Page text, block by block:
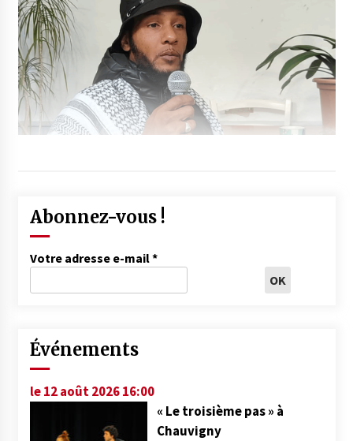
Abonnez-vous !
Votre adresse e-mail*
Événements
le 12 août 2026 16:00
« Le troisième pas » à
Chauvigny